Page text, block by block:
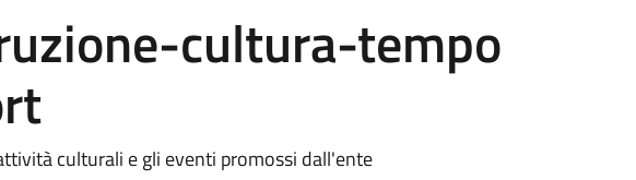
cultura-tempo
culturali e gli eventi promossi dall'ente